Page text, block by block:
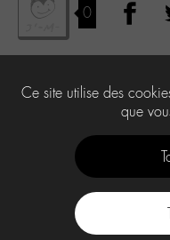
0
Ce site utilise des
que